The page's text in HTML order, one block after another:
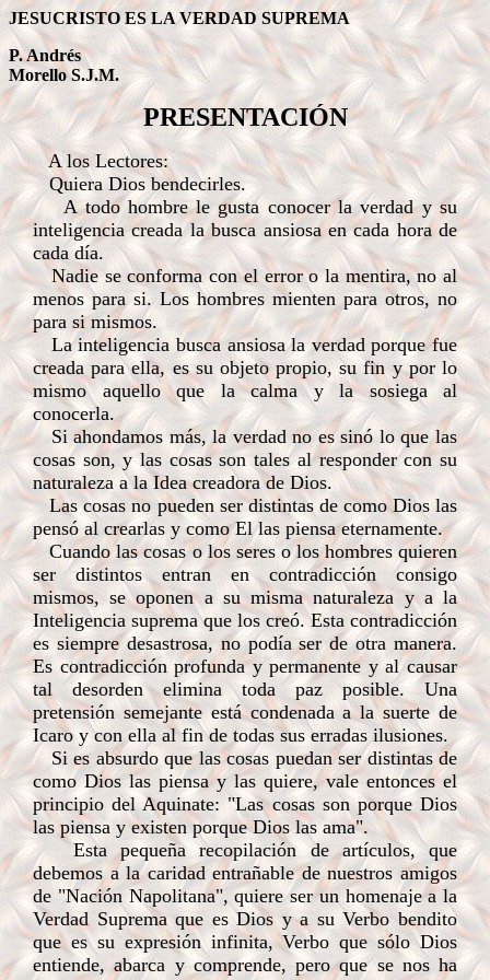
JESUCRISTO ES LA VERDAD SUPREMA
P. Andrés
Morello S.J.M.
PRESENTACIÓN
A los Lectores:
Quiera Dios bendecirles.
A todo hombre le gusta conocer la verdad y su
inteligencia creada la busca ansiosa en cada hora de
cada día.
Nadie se conforma con el error o la mentira, no al
menos para si. Los hombres mienten para otros, no
para si mismos.
La inteligencia busca ansiosa la verdad porque fue
creada para ella, es su objeto propio, su fin y por lo
mismo aquello que la calma y la sosiega al
conocerla.
Si ahondamos más, la verdad no es sinó lo que las
cosas son, y las cosas son tales al responder con su
naturaleza a la Idea creadora de Dios.
Las cosas no pueden ser distintas de como Dios las
pensó al crearlas y como El las piensa eternamente.
Cuando las cosas o los seres o los hombres quieren
ser distintos entran en contradicción consigo
mismos, se oponen a su misma naturaleza y a la
Inteligencia suprema que los creó. Esta contradicción
es siempre desastrosa, no podía ser de otra manera.
Es contradicción profunda y permanente y al causar
tal desorden elimina toda paz posible. Una
pretensión semejante está condenada a la suerte de
Icaro y con ella al fin de todas sus erradas ilusiones.
Si es absurdo que las cosas puedan ser distintas de
como Dios las piensa y las quiere, vale entonces el
principio del Aquinate: "Las cosas son porque Dios
las piensa y existen porque Dios las ama".
Esta pequeña recopilación de artículos, que
debemos a la caridad entrañable de nuestros amigos
de "Nación Napolitana", quiere ser un homenaje a la
Verdad Suprema que es Dios y a su Verbo bendito
que es su expresión infinita, Verbo que sólo Dios
entiende, abarca y comprende, pero que se nos ha